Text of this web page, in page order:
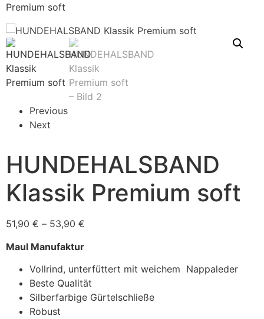
Premium soft
Previous
Next
HUNDEHALSBAND
Klassik Premium soft
51,90 € – 53,90 €
Maul Manufaktur
Vollrind, unterfüttert mit weichem Nappaleder
Beste Qualität
Silberfarbige Gürtelschließe
Robust